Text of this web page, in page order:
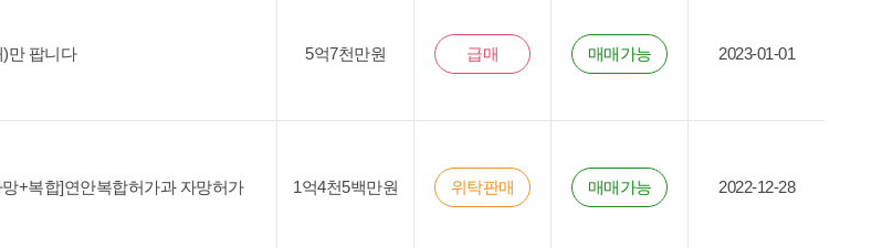
만 팝니다 5억7천만원 급매 매매가능 2023-01-01
+복합]연안복합허가과 자망허가 1억4천5백만원 위탁판매 매매가능 2022-12-28